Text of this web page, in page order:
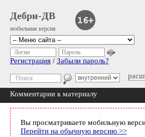
Дебри-ДВ
мобильная версия
Логин Пароль
Регистрация / Забыли пароль?
Комментарии к материалу
Вы просматриваете мобильную
Перейти на обычную версию >>